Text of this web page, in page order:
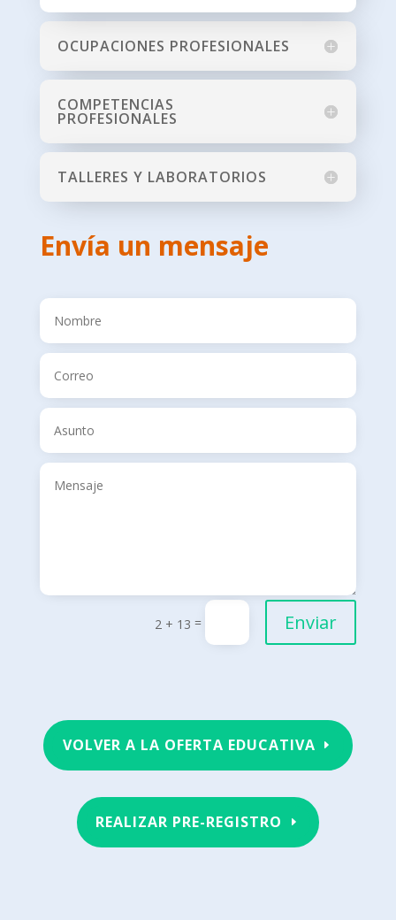
OCUPACIONES PROFESIONALES
COMPETENCIAS
PROFESIONALES
TALLERES Y LABORATORIOS
Envía un mensaje
2 + 13 = Enviar
VOLVER A LA OFERTA EDUCATIVA
REALIZAR PRE-REGISTRO